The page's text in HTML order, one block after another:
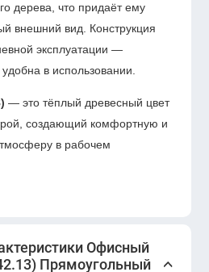
дерева, что придаёт ему
внешний вид. Конструкция
эксплуатации —
в использовании.
— это тёплый древесный цвет
создающий комфортную и
в рабочем
поверхностьОфисный
Прямоугольный